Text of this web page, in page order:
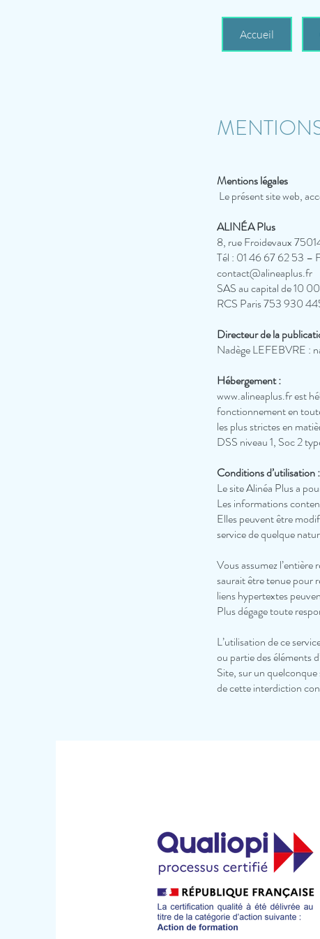
Accueil
Mentions légales
Le présent site web,
ALINÉA Plus
8, rue Froidevaux
Tél : 01 46 67 62 53 –
contact@alineaplus.fr
SAS au capital de 10
RCS Paris 753 930
Directeur de la
Nadège LEFEBVRE :
Hébergement :
www.alineaplus.frest
fonctionnement en
les plus strictes en
DSS niveau 1, Soc 2
Conditions d’utilisation :
Le site Alinéa Plus a
Les informations
Elles peuvent être
service de quelque
Vous assumez
saurait être tenue pour
liens hypertextes
Plus dégage toute
L’utilisation de ce
ou partie des éléments
Site, sur un
de cette interdiction